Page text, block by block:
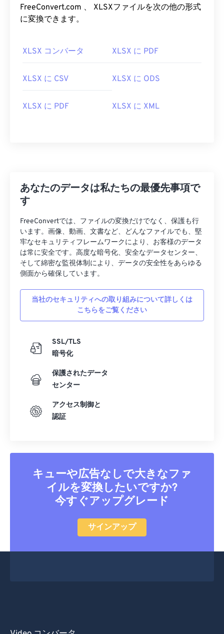
FreeConvert.com 、 XLSXファイルを次の他の形式
に変換できます。
XLSX コンバータ XLSX に PDF
XLSX に CSV XLSX に ODS
XLSX に PDF XLSX に XML
あなたのデータは私たちの最優先事項で
す
FreeConvertでは、ファイルの変換だけでなく、保護も行
います。画像、動画、文書など、どんなファイルでも、堅
牢なセキュリティフレームワークにより、お客様のデータ
は常に安全です。高度な暗号化、安全なデータセンター、
そして綿密な監視体制により、データの安全性をあらゆる
側面から確保しています。
当社のセキュリティへの取り組みについて詳しくは
こちらをご覧ください
SSL/TLS
暗号化
保護されたデータ
センター
アクセス制御と
認証
キューや広告なしで大きなファ
イルを変換したいですか?
今すぐアップグレード
サインアップ